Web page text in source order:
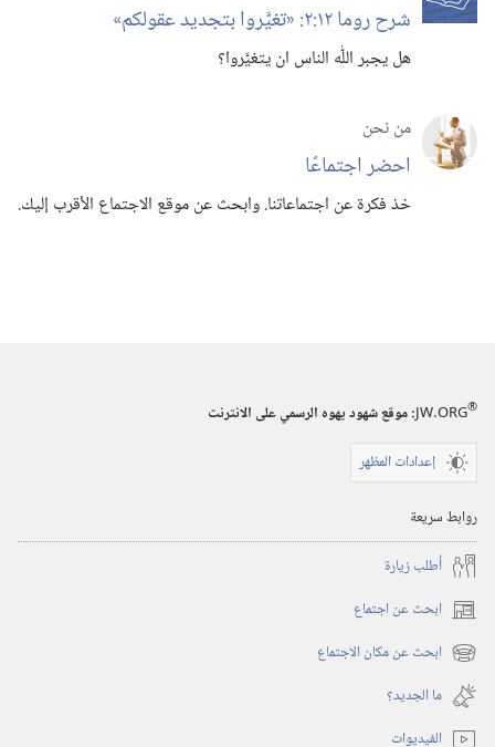
شرح روما ١٢:‏٢:‏ «تغيَّروا بتجديد عقولكم»‏
هل يجبر اللّٰه الناس ان يتغيَّروا؟‏
من نحن
احضر اجتماعًا
خذ فكرة عن اجتماعاتنا.‏ وابحث عن موقع الاجتماع الأقرب إليك.‏
JW.ORG®
:‏ موقع شهود يهوه الرسمي على الانترنت
إعدادات المظهر
روابط سريعة
أُطلب زيارة
ابحث عن اجتماع (يفتح
نافذة
جديدة)
ابحث عن مكان الاجتماع (يفتح
نافذة
جديدة)
ما الجديد؟‏
الفيديوات